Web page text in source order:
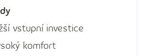
vstupní investice
komfort